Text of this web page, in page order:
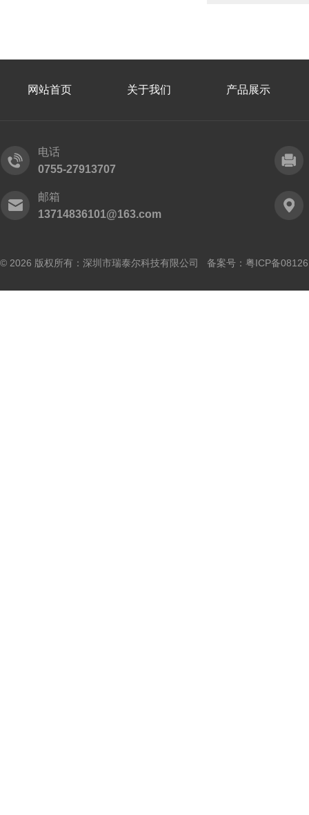
网站首页 关于我们 产品展示
电话
0755-27913707
邮箱
13714836101@163.com
© 2026 版权所有：深圳市瑞泰尔科技有限公司 备案号： 粤ICP备